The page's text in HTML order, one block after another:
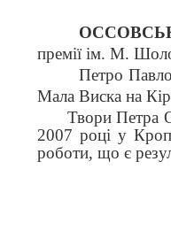
премії ім. М.
Петро
Мала Виска на
Твори Петра
2007 році у
роботи, що є